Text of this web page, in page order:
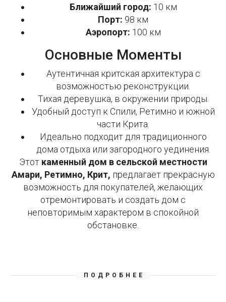
Ближайший город: 10 км
Порт: 98 км
Аэропорт: 100 км
Основные Моменты
Аутентичная критская архитектура с
возможностью реконструкции.
Тихая деревушка, в окружении природы.
Удобный доступ к Спили, Ретимно и южной
части Крита.
Идеально подходит для традиционного
дома отдыха или загородного уединения.
Этот каменный дом в сельской местности
Амари, Ретимно, Крит, предлагает прекрасную
возможность для покупателей, желающих
отремонтировать и создать дом с
неповторимым характером в спокойной
обстановке.
ПОДРОБНЕЕ